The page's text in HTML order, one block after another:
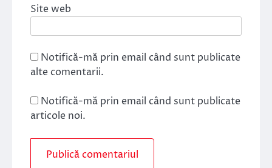
Site web
Notifică-mă prin email când sunt publicate
alte comentarii.
Notifică-mă prin email când sunt publicate
articole noi.